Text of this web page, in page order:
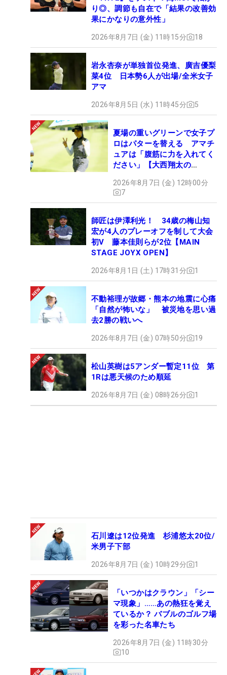
り◎、調節も自在で「結果の改善効
果にかなりの意外性」
2026年8月7日 (金) 11時15分 18
岩永杏奈が単独首位発進、廣吉優梨
菜4位 日本勢6人が出場/全米女子
アマ
2026年8月5日 (水) 11時45分 5
夏場の重いグリーンで女子プ
ロはパターを替える アマチ
ュアは「腹筋に力を入れてく
ださい」【大西翔太の
2026年8月7日 (金) 12時00分
7
師匠は伊澤利光！ 34歳の梅山知
宏が4人のプレーオフを制して大会
初V 藤本佳則らが2位【MAIN
STAGE JOYX OPEN】
2026年8月1日 (土) 17時31分 1
不動裕理が故郷・熊本の地震に心痛
「自然が怖いな」 被災地を思い過
去2勝の戦いへ
2026年8月7日 (金) 07時50分 19
松山英樹は5アンダー暫定11位 第
1Rは悪天候のため順延
2026年8月7日 (金) 08時26分 1
石川遼は12位発進 杉浦悠太20位/
米男子下部
2026年8月7日 (金) 10時29分 1
「いつかはクラウン」「シー
マ現象」……あの熱狂を覚え
ているか？ バブルのゴルフ場
を彩った名車たち
2026年8月7日 (金) 11時30分
10